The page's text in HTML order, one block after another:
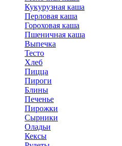
Кукурузная каша
Перловая каша
Гороховая каша
Пшеничная каша
Выпечка
Тесто
Хлеб
Пицца
Пироги
Блины
Печенье
Пирожки
Сырники
Оладьи
Кексы